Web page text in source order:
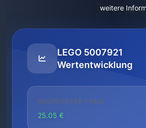
weitere
LEGO 5007921
Wertentwicklung
NIEDRIGSTER PREIS
25.05 €